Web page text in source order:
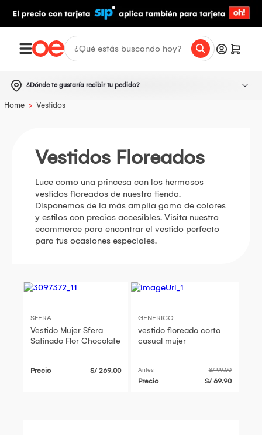
¿Dónde te gustaría recibir tu pedido?
Home > Vestidos
Vestidos Floreados
Luce como una princesa con los hermosos
vestidos floreados de nuestra tienda.
Disponemos de la más amplia gama de colores
y estilos con precios accesibles. Visita nuestro
ecommerce para encontrar el vestido perfecto
para tus ocasiones especiales.
SFERA
Vestido Mujer Sfera
Satinado Flor Chocolate
Precio S/ 269.00
GENERICO
vestido floreado corto
casual mujer
Antes S/ 99.00
Precio S/ 69.90